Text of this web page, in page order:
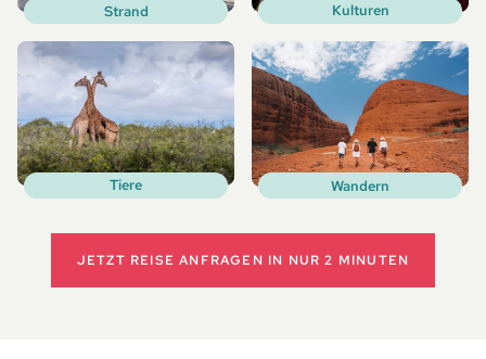
Strand Kulturen
Tiere Wandern
JETZT REISE ANFRAGEN IN NUR 2 MINUTEN